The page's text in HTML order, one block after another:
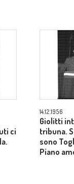
ci
14.12.1956
Giolitti
tribuna.
sono
Piano